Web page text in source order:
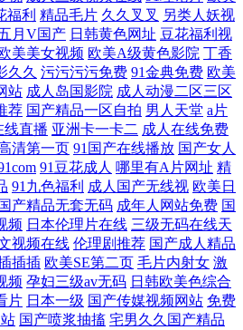
线 伊人久色 国产福利视频导航 欧美性爱另
产拳头交一 日本无码全黄二区三区大片免费
看 综合精品中文
福利 精品毛片 久久叉叉 另类人妖视
月V国产 日韩黄色网址 豆花福利视
美美女视频 欧美A级黄色影院 丁香
久久 污污污污免费 91金典免费 欧美
站 成人岛国影院 成人动漫二区三区
荐 国产精品一区自拍 男人天堂 a片
线直播 亚洲卡一卡二 成人在线免费
清第一页 91国产在线播放 国产女人
91豆花成人 哪里有A片网址 精
91九色福利 成人国产无线视 欧美日
国产精品无套无码 成年人网站免费 国
频 日本伦理片在线 三级无码在线天
视频在线 伦理剧推荐 国产成人精品
插插 欧美SE第二页 毛片内射女 激
频 孕妇三级av无码 日韩欧美色综合
片 日本一级 国产传媒视频网站 免费
国产喷浆抽搐 宅男久久国产精品